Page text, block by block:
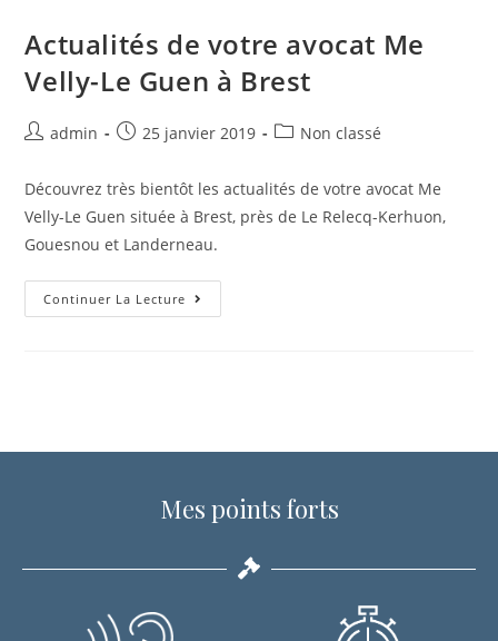
Actualités de votre avocat Me
Velly-Le Guen à Brest
admin 25 janvier 2019 Non classé
Découvrez très bientôt les actualités de votre avocat Me
Velly-Le Guen située à Brest, près de Le Relecq-Kerhuon,
Gouesnou et Landerneau.
Continuer La Lecture
Mes points forts